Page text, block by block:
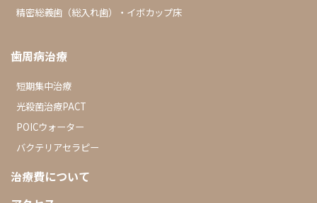
精密総義歯（総入れ歯）・イボカップ床
歯周病治療
短期集中治療
光殺菌治療PACT
POICウォーター
バクテリアセラピー
治療費について